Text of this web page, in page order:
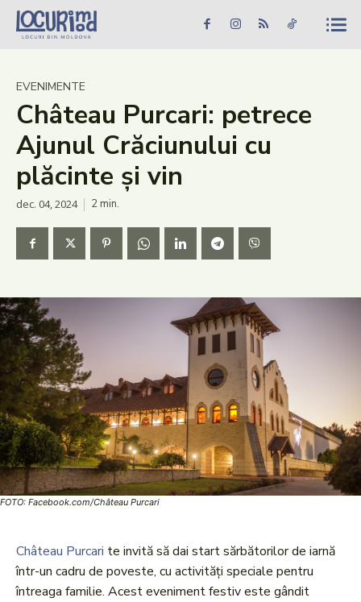
Caută în site... Căutare
Știri
Evenimente
Dezvoltare rurală
Turism
Vinării
Patrimoniu
Produs Acasă
EVENIMENTE
Château Purcari: petrece
Ajunul Crăciunului cu
plăcinte și vin
dec. 04, 2024 2min.
FOTO: Facebook.com/Château Purcari
Château Purcari te invită să dai start sărbătorilor de iarnă
într-un cadru de poveste, cu activități speciale pentru
întreaga familie. Acest eveniment festiv este gândit